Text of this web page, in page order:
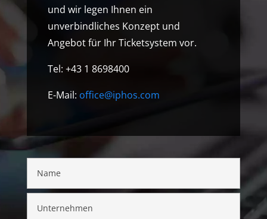
und wir legen Ihnen ein
unverbindliches Konzept und
Angebot für Ihr Ticketsystem vor.
Tel: +43 1 8698400
E-Mail: office@iphos.com